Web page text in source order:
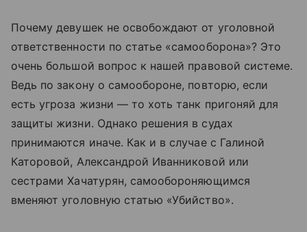
Почему девушек не освобождают от уголовной
ответственности по статье «самооборона»? Это
очень большой вопрос к нашей правовой системе.
Ведь по закону о самообороне, повторю, если
есть угроза жизни — то хоть танк пригоняй для
защиты жизни. Однако решения в судах
принимаются иначе. Как и в случае с Галиной
Каторовой, Александрой Иванниковой или
сестрами Хачатурян, самообороняющимся
вменяют уголовную статью «Убийство».